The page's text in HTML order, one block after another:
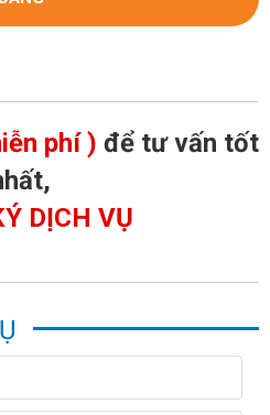
phí ) để tư vấn tốt
DỊCH VỤ